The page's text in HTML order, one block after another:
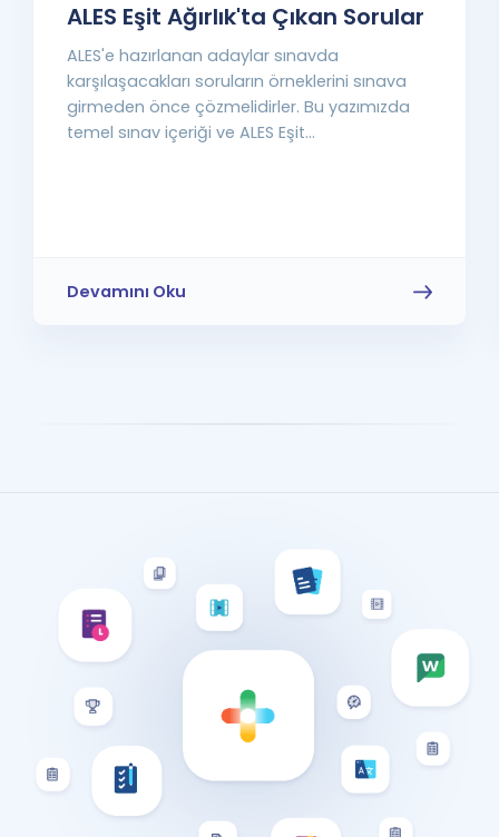
ALES Eşit Ağırlık'ta Çıkan Sorular
ALES'e hazırlanan adaylar sınavda
karşılaşacakları soruların örneklerini sınava
girmeden önce çözmelidirler. Bu yazımızda
temel sınav içeriği ve ALES Eşit...
Devamını Oku